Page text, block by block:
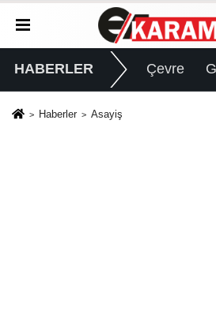
HABERLER Çevre
Haberler Asayiş